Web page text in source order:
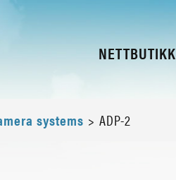
NETTBUTIKK
systems > ADP-2